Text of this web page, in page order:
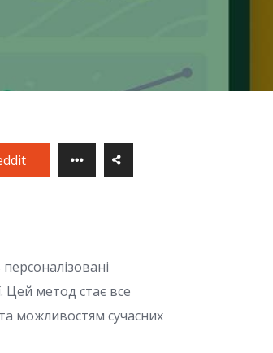
Цей метод стає все
можливостям сучасних